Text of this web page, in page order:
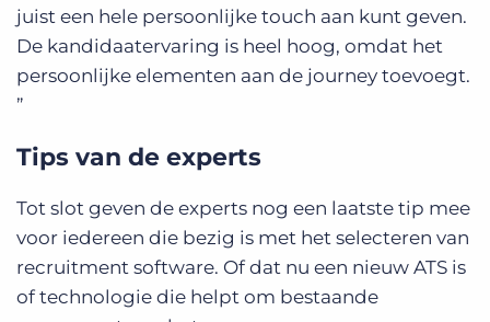
juist een hele persoonlijke touch aan kunt geven.
De kandidaatervaring is heel hoog, omdat het
persoonlijke elementen aan de journey toevoegt.
”
Tips van de experts
Tot slot geven de experts nog een laatste tip mee
voor iedereen die bezig is met het selecteren van
recruitment software. Of dat nu een nieuw ATS is
of technologie die helpt om bestaande